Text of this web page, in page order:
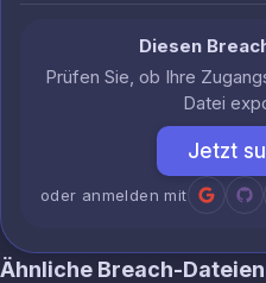
Diesen
Prüfen Sie, ob Ihre
Datei
Jetzt
oder anmelden mit
Ähnliche Breach-Dateien